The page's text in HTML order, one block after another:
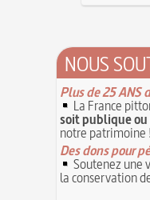
NOUS
Plus de 25 ANS
La France
soit publique
notre patrimoine !
Des dons pour
Soutenez une
la conservation